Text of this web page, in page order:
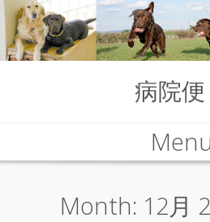
病院便
Month: 12月